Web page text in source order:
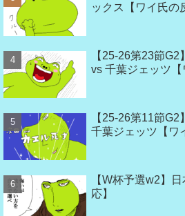
ックス【ワイ氏の
【25-26第23節
vs 千葉ジェッツ【
【25-26第11節
千葉ジェッツ【ワ
【W杯予選w2】
応】